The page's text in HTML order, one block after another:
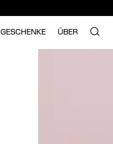
GESCHENKE ÜBER